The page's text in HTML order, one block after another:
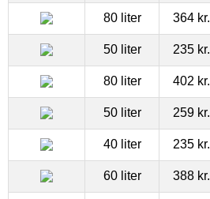
80 liter 364 kr.
50 liter 235 kr.
80 liter 402 kr.
50 liter 259 kr.
40 liter 235 kr.
60 liter 388 kr.